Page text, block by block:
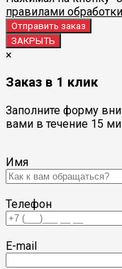
правилами
ЗАКРЫТЬ
×
Заказ в 1 клик
Заполните форму
вами в течение 15
Имя
Телефон
E-mail